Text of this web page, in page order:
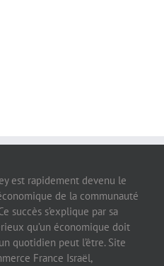
est rapidement devenu le
de la communauté
succès s’explique par sa
qu’un économique doit
quotidien peut l’être. Site
France Israël,